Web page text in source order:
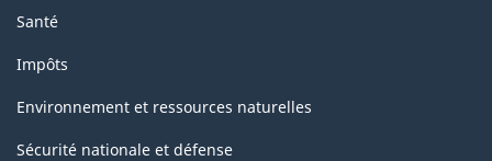
Santé
Impôts
Environnement et ressources naturelles
Sécurité nationale et défense